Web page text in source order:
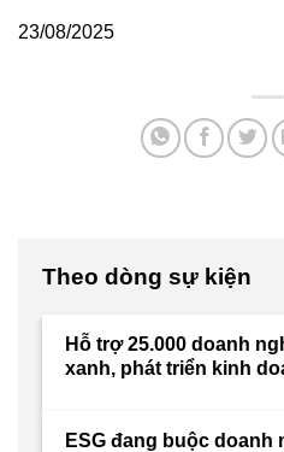
23/08/2025
Theo dòng sự kiện
Hỗ trợ 25.000 doanh
xanh, phát triển kinh
ESG đang buộc doanh